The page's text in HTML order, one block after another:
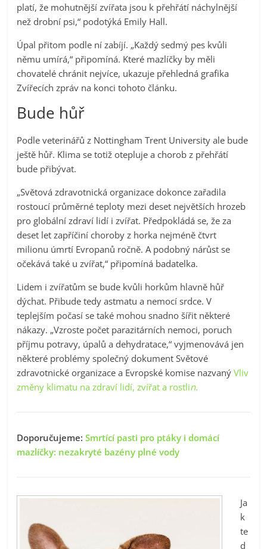
platí, že mohutnější zvířata jsou k přehřátí náchylnější
než drobní psi,“ podotýká Emily Hall.
Úpal přitom podle ní zabíjí. „Každý sedmý pes kvůli
němu umírá,“ připomíná. Které mazlíčky by měli
chovatelé chránit nejvíce, ukazuje přehledná grafika
Zvířecích zpráv na konci tohoto článku.
Bude hůř
Podle veterinářů z Nottingham Trent University ale bude
ještě hůř. Klima se totiž otepluje a chorob z přehřátí
bude přibývat.
„Světová zdravotnická organizace dokonce zařadila
rostoucí průměrné teploty mezi deset největších hrozeb
pro globální zdraví lidí i zvířat. Předpokládá se, že za
deset let zapříčiní choroby z horka nejméně čtvrt
milionu úmrtí Evropanů ročně. A podobný nárůst se
očekává také u zvířat,“ připomíná badatelka.
Lidem i zvířatům se bude kvůli horkům hlavně hůř
dýchat. Přibude tedy astmatu a nemocí srdce. V
teplejším počasí se také mohou snadno šířit některé
nákazy. „Vzroste počet parazitárních nemoci, poruch
příjmu potravy, úpalů a dehydratace,“ vyjmenovává jen
některé problémy společný dokument Světové
zdravotnické organizace a Evropské komise nazvanýVliv
změny klimatu na zdraví lidí, zvířat a rostlin.
Doporučujeme:Smrtící pasti pro ptáky i domácí
mazlíčky: nezakryté bazény plné vody
Ja
k
te
d